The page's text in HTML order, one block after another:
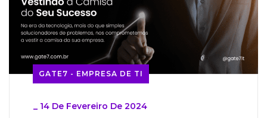
GATE7 - EMPRESA DE TI
_ 14 De Fevereiro De 2024